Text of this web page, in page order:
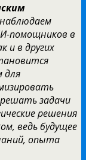
помощников в
и в других
для
задачи
решения
ведь будущее
, опыта